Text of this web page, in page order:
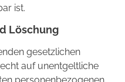
ist.
Löschung
gesetzlichen
auf unentgeltliche